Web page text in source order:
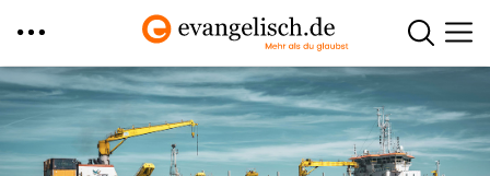
Direkt
zum
Inhalt